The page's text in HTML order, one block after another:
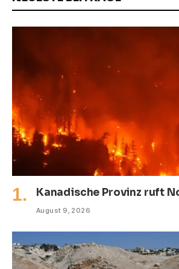
Kanadische Provinz ruft
August 9, 2026